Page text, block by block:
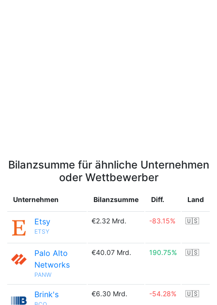
Bilanzsumme für ähnliche Unternehmen
oder Wettbewerber
Unternehmen Bilanzsumme Diff. Land
Etsy
ETSY
€2.32 Mrd. -83.15% 🇺🇸
Palo Alto
Networks
PANW
€40.07 Mrd. 190.75% 🇺🇸
Brink's €6.30 Mrd. -54.28% 🇺🇸